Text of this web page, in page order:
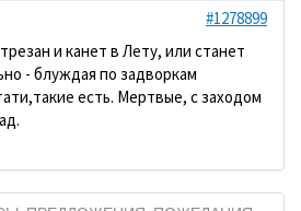
#1278899
и канет в Лету, или станет
- блуждая по задворкам
есть. Мертвые, с заходом